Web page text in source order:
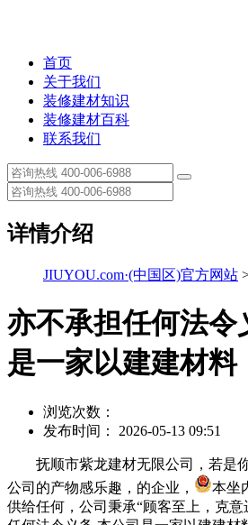
首页
关于我们
装修建材知识
装修建材百科
联系我们
详情介绍
JIUYOU.com·(中国区)官方网站
亦不承担任何法令
是一家以建建材料
浏览次数：
发布时间： 2026-05-13 09:51
抚顺市紫龙建材无限公司，若是
公司的产物感乐趣，的企业，
本坐
供给任何，公司秉承“顾客至上，克意